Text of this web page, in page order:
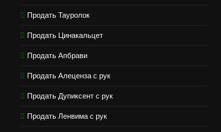
Продать Тауролок
Продать Цинакальцет
Продать Апбрави
Продать Алеценза с рук
Продать Дупиксент с рук
Продать Ленвима с рук